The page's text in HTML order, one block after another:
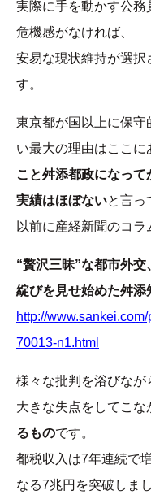
実際に手を動かす公務
危機感がなければ、
安易な現状維持が選
す。
東京都が国以上に保守
い最大の理由はここに
こと舛添都政になっ
実績はほぼないと言っ
以前に産経新聞のコラ
“贅沢三昧”な都市外
綻びを見せ始めた舛添
http://
70013-n1.html
様々な批判を浴びなが
大きな失点をしてこな
るものです。
都税収入は7年連続で
なる7兆円を突破しまし